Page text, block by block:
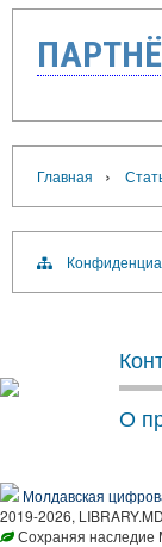
Главная ›
О
Молдавская
2019-2026,
Сохраняя наследие